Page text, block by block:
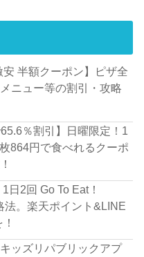
安 半額クーポン】ピザ全
ニュー等の割引・攻略
％割引】日曜限定！1
864円で食べれるクーポ
日2回 Go To Eat！
法。楽天ポイント&LINE
ッズリパブリックアプ